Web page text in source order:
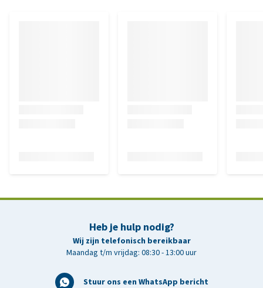
Heb je hulp nodig?
Wij zijn telefonisch bereikbaar
Maandag t/m vrijdag: 08:30 - 13:00 uur
Stuur ons een WhatsApp bericht